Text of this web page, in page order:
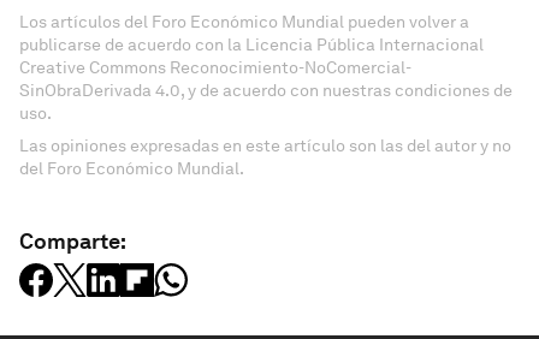
Los artículos del Foro Económico Mundial pueden volver a
publicarse de acuerdo con la Licencia Pública Internacional
Creative Commons Reconocimiento-NoComercial-
SinObraDerivada 4.0, y de acuerdo con nuestras condiciones de
uso.
Las opiniones expresadas en este artículo son las del autor y no
del Foro Económico Mundial.
Comparte: